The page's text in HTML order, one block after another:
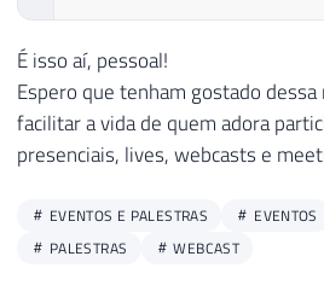
É isso aí, pessoal!
Espero que tenham gostado
facilitar a vida de quem adora
presenciais, lives, webcasts e
EVENTOS E PALESTRAS EVENTOS
PALESTRAS
WEBCAST